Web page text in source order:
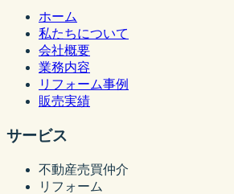
ホーム
私たちについて
会社概要
業務内容
リフォーム事例
販売実績
サービス
不動産売買仲介
リフォーム